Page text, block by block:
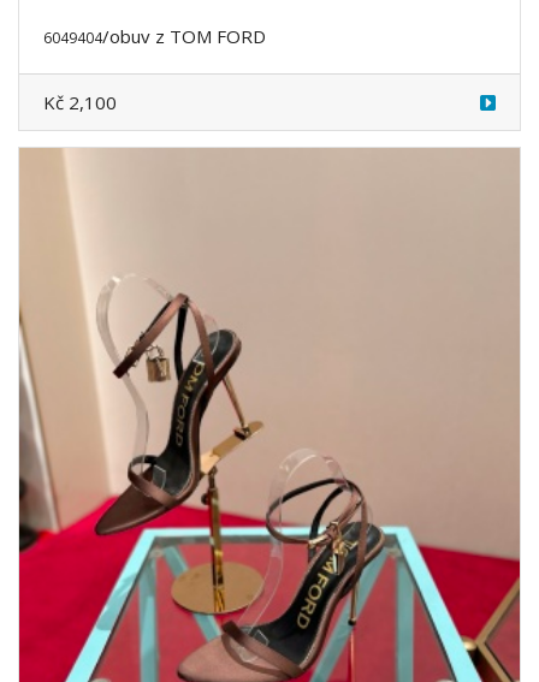
6049404/obuv z TOM FORD
Kč 2,100